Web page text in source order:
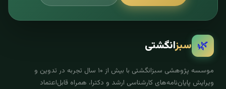
🌿 سبزانگشتی
موسسه پژوهشی سبزانگشتی با بیش از ۱۰ سال تجربه در تدوین و
ویرایش پایان‌نامه‌های کارشناسی ارشد و دکترا، همراه قابل‌اعتماد